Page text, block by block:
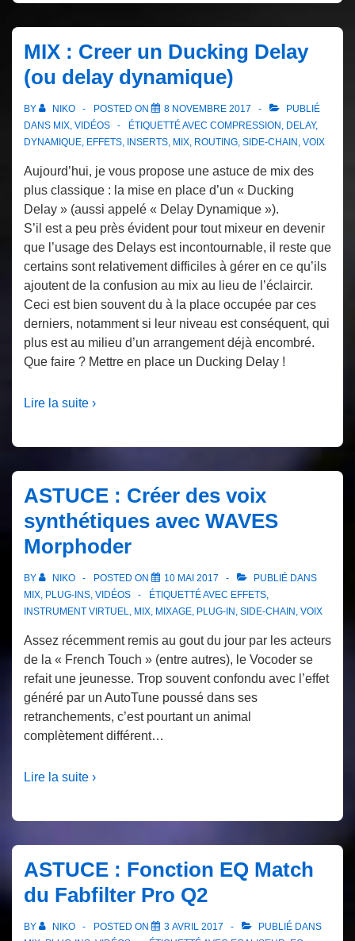
MIX : Creer un Ducking Delay
(ou delay dynamique)
BY NIKO POSTED ON 8 NOVEMBRE 2017
PUBLIÉ
DANS MIX, VIDÉOS ÉTIQUETTÉ AVEC COMPRESSION , DELAY,
DYNAMIQUE, EFFETS, INSERTS, MIX, ROUTING, SIDE-CHAIN , VOIX
Aujourd’hui, je vous propose une astuce de mix des
plus classique : la mise en place d’un « Ducking
Delay » (aussi appelé « Delay Dynamique »).
S’il est a peu près évident pour tout mixeur en devenir
que l’usage des Delays est incontournable, il reste que
certains sont relativement difficiles à gérer en ce qu’ils
ajoutent de la confusion au mix au lieu de l’éclaircir.
Ceci est bien souvent du à la place occupée par ces
derniers, notamment si leur niveau est conséquent, qui
plus est au milieu d’un arrangement déjà encombré.
Que faire ? Mettre en place un Ducking Delay !
Lire la suite ›
ASTUCE : Créer des voix
synthétiques avec WAVES
Morphoder
BY NIKO POSTED ON 10 MAI 2017
PUBLIÉ DANS
MIX, PLUG-INS, VIDÉOS ÉTIQUETTÉ AVEC EFFETS,
INSTRUMENT VIRTUEL, MIX, MIXAGE, PLUG-IN , SIDE-CHAIN , VOIX
Assez récemment remis au gout du jour par les acteurs
de la « French Touch » (entre autres), le Vocoder se
refait une jeunesse. Trop souvent confondu avec l’effet
généré par un AutoTune poussé dans ses
retranchements, c’est pourtant un animal
complètement différent…
Lire la suite ›
ASTUCE : Fonction EQ Match
du Fabfilter Pro Q2
BY NIKO POSTED ON 3 AVRIL 2017
PUBLIÉ DANS